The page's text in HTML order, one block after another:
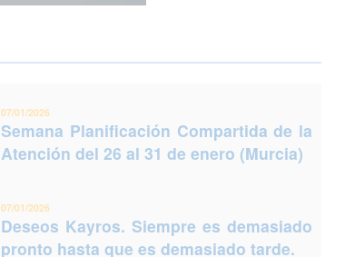
07/01/2026
Semana Planificación Compartida de la
Atención del 26 al 31 de enero (Murcia)
07/01/2026
Deseos Kayros. Siempre es demasiado
pronto hasta que es demasiado tarde.